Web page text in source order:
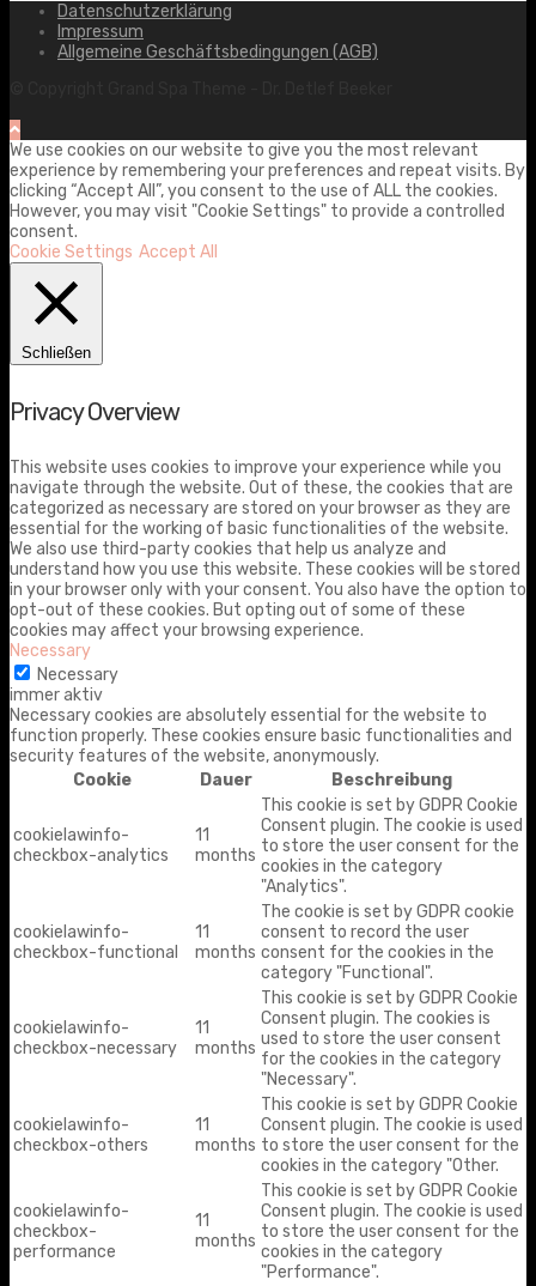
Datenschutzerklärung
Impressum
Allgemeine Geschäftsbedingungen (AGB)
We use cookies on our website to give you the most relevant
experience by remembering your preferences and repeat visits. By
clicking “Accept All”, you consent to the use of ALL the cookies.
However, you may visit "Cookie Settings" to provide a controlled
consent.
Cookie Settings Accept All
Schließen
Privacy Overview
This website uses cookies to improve your experience while you
navigate through the website. Out of these, the cookies that are
categorized as necessary are stored on your browser as they are
essential for the working of basic functionalities of the website.
We also use third-party cookies that help us analyze and
understand how you use this website. These cookies will be stored
in your browser only with your consent. You also have the option to
opt-out of these cookies. But opting out of some of these
cookies may affect your browsing experience.
Necessary
Necessary
immer aktiv
Necessary cookies are absolutely essential for the website to
function properly. These cookies ensure basic functionalities and
security features of the website, anonymously.
Cookie
Dauer Beschreibung
cookielawinfo-
checkbox-analytics
11
months
This cookie is set by GDPR Cookie
Consent plugin. The cookie is used
to store the user consent for the
cookies in the category
"Analytics".
cookielawinfo-
checkbox-functional
11
months
The cookie is set by GDPR cookie
consent to record the user
consent for the cookies in the
category "Functional".
cookielawinfo-
checkbox-necessary
11
months
This cookie is set by GDPR Cookie
Consent plugin. The cookies is
used to store the user consent
for the cookies in the category
"Necessary".
cookielawinfo-
checkbox-others
11
months
This cookie is set by GDPR Cookie
Consent plugin. The cookie is used
to store the user consent for the
cookies in the category "Other.
cookielawinfo-
checkbox-
performance
11
months
This cookie is set by GDPR Cookie
Consent plugin. The cookie is used
to store the user consent for the
cookies in the category
"Performance".